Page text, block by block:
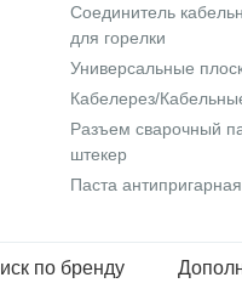
Соединитель
для горелки
Универсальные
Кабелерез/
Разъем сварочный
штекер
Паста антипригарная
по бренду